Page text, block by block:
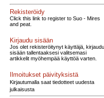
Rekisteröidy
Click this link to register to Suo - Mires
and peat.
Kirjaudu sisään
Jos olet rekisteröitynyt käyttäjä, kirjaudu
sisään tallentaaksesi valitsemasi
artikkelit myöhempää käyttöä varten.
Ilmoitukset päivityksistä
Kirjautumalla saat tiedotteet uudesta
julkaisusta